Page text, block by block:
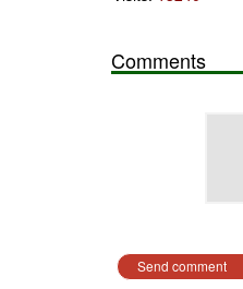
Comments
Send comment